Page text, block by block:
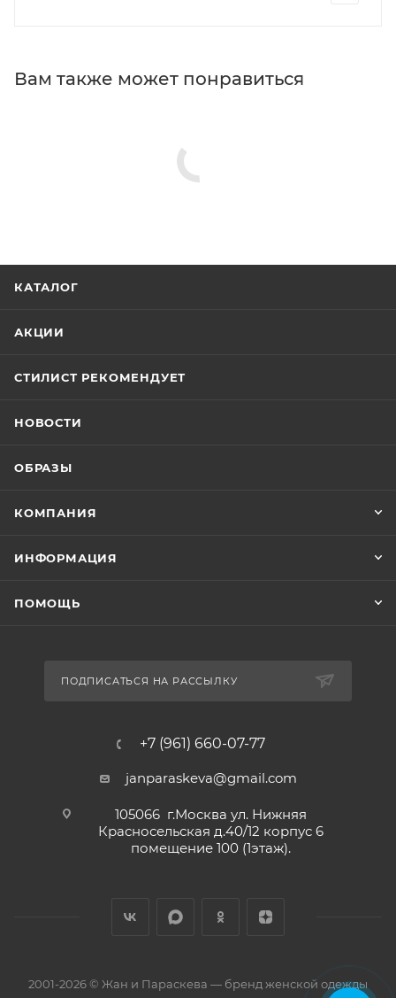
Вам также может понравиться
КАТАЛОГ
АКЦИИ
СТИЛИСТ РЕКОМЕНДУЕТ
НОВОСТИ
ОБРАЗЫ
КОМПАНИЯ
ИНФОРМАЦИЯ
ПОМОЩЬ
ПОДПИСАТЬСЯ НА РАССЫЛКУ
+7 (961) 660-07-77
janparaskeva@gmail.com
105066 г.Москва ул. Нижняя
Красносельская д.40/12 корпус 6
помещение 100 (1этаж).
2001-2026 © Жан и Параскева — бренд женской одежды